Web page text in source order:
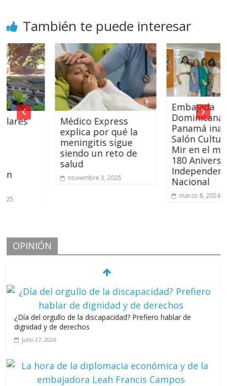
También te puede interesar
Médico Express
explica por qué la
meningitis sigue
siendo un reto de
salud
noviembre 3, 2025
Embajada
Dominicana en
Panamá inaugura
Salón Cultural
Mir en el marco
180 Aniversario
Independencia
Nacional
marzo 8, 2024
OPINIÓN
¿Día del orgullo de la discapacidad? Prefiero hablar de
dignidad y de derechos
julio 27, 2026